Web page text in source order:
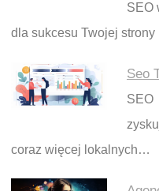
SEO
dla sukcesu Twojej
Seo
coraz więcej lokalnych…